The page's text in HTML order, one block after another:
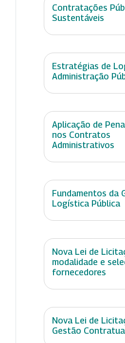
Contratações
Sustentáveis
Estratégias de
Administração
Aplicação de
nos Contratos
Administrativos
Fundamentos da
Logística Pública
Nova Lei de
modalidade e
fornecedores
Nova Lei de
Gestão